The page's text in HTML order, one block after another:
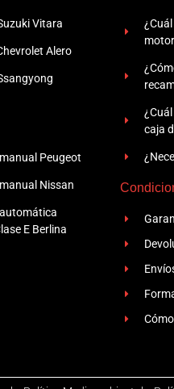
Vitara
Alero
Peugeot
Nissan
E Berlina
caja